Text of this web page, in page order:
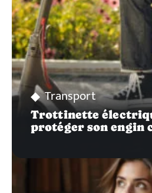
Transport
Trottinette
protéger son engin